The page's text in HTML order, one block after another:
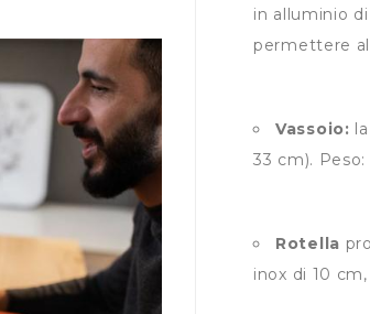
in alluminio
permettere
Vassoio:
33 cm).
Rotella
inox di 10